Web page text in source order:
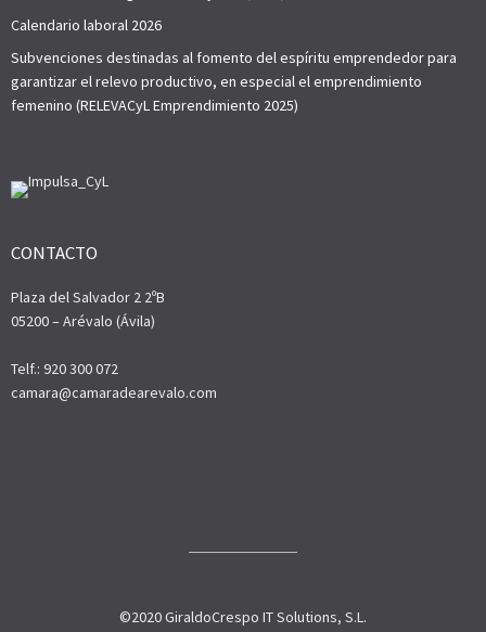
Calendario laboral 2026
Subvenciones destinadas al fomento del espíritu emprendedor para
garantizar el relevo productivo, en especial el emprendimiento
femenino (RELEVACyL Emprendimiento 2025)
CONTACTO
Plaza del Salvador 2 2ºB
05200 – Arévalo (Ávila)
Telf.: 920 300 072
camara@camaradearevalo.com
©2020 GiraldoCrespo IT Solutions, S.L.